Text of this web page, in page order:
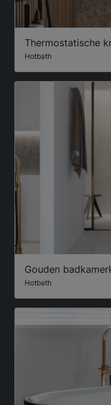
Thermostatische
Hotbath
Gouden
Hotbath